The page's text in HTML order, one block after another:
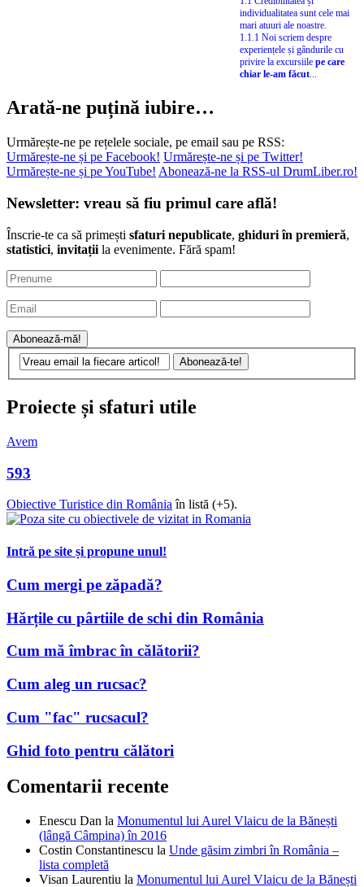
1.1 Credibilitatea și
individualitatea sunt cele mai
mari atuuri ale noastre.
1.1.1 Noi scriem despre
experiențele și gândurile cu
privire la excursiile pe care
chiar le-am făcut...
Arată-ne puțină iubire…
Urmărește-ne pe rețelele sociale, pe email sau pe RSS:
Urmărește-ne și pe Facebook! Urmărește-ne și pe Twitter!
Urmărește-ne și pe YouTube! Abonează-ne la RSS-ul DrumLiber.ro!
Newsletter: vreau să fiu primul care află!
Înscrie-te ca să primești sfaturi nepublicate, ghiduri în premieră,
statistici, invitațiila evenimente. Fără spam!
Proiecte și sfaturi utile
Avem
593
Obiective Turistice din Româniaîn listă (+5).
Intră pe site și propune unul!
Cum mergi pe zăpadă?
Hărțile cu pârtiile de schi din România
Cum mă îmbrac în călătorii?
Cum aleg un rucsac?
Cum "fac" rucsacul?
Ghid foto pentru călători
Comentarii recente
Enescu Dan la Monumentul lui Aurel Vlaicu de la Bănești
(lângă Câmpina) în 2016
Costin Constantinescu la Unde găsim zimbri în România –
lista completă
Visan Laurentiu la Monumentul lui Aurel Vlaicu de la Bănești